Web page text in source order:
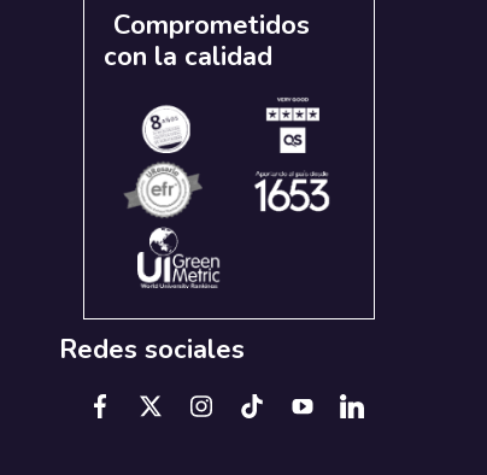
Comprometidos
con la calidad
Redes sociales